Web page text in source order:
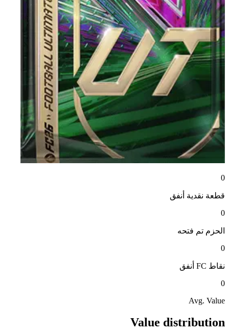
0
قطعة نقدية أنفق
0
الحزم تم فتحه
0
نقاط FC
أنفق
0
Avg. Value
Value distribution